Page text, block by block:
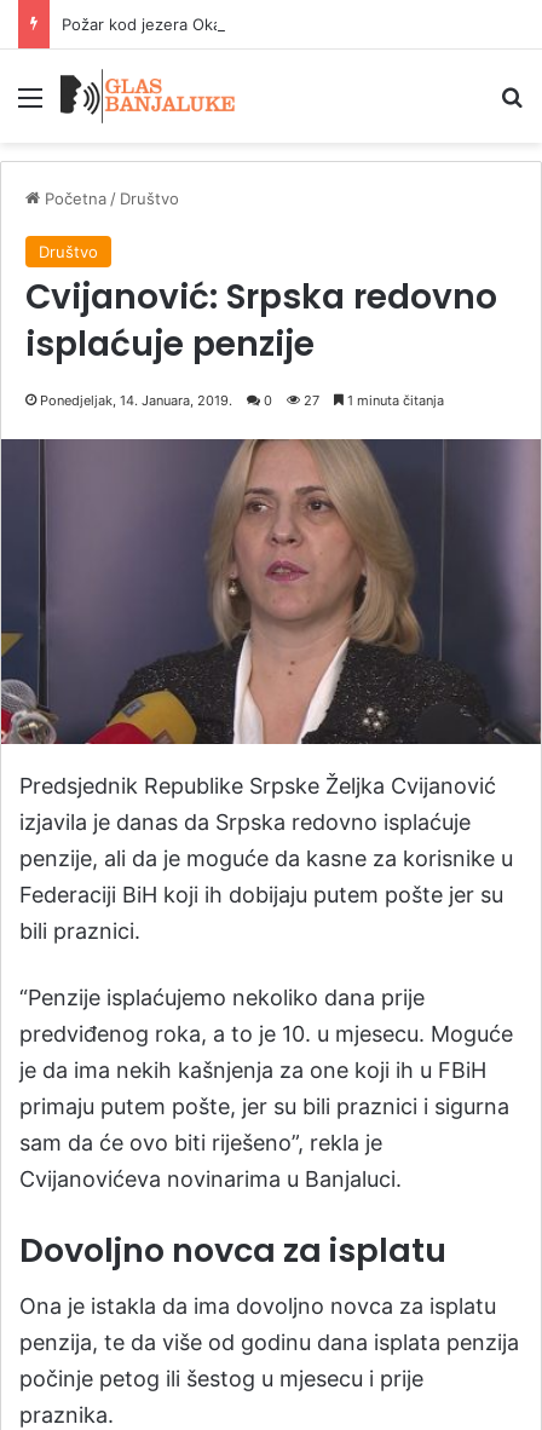
Meni
Početna / Društvo
Društvo
Cvijanović: Srpska redovno
isplaćuje penzije
Ponedjeljak, 14. Januara, 2019. 0 27 1 minuta čitanja
Predsjednik Republike Srpske Željka Cvijanović
izjavila je danas da Srpska redovno isplaćuje
penzije, ali da je moguće da kasne za korisnike u
Federaciji BiH koji ih dobijaju putem pošte jer su
bili praznici.
“Penzije isplaćujemo nekoliko dana prije
predviđenog roka, a to je 10. u mjesecu. Moguće
je da ima nekih kašnjenja za one koji ih u FBiH
primaju putem pošte, jer su bili praznici i sigurna
sam da će ovo biti riješeno”, rekla je
Cvijanovićeva novinarima u Banjaluci.
Dovoljno novca za isplatu
Ona je istakla da ima dovoljno novca za isplatu
penzija, te da više od godinu dana isplata penzija
počinje petog ili šestog u mjesecu i prije
praznika.